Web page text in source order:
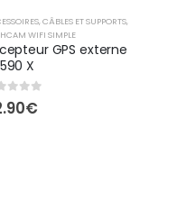
, CÂBLES ET SUPPORTS,
WIFI SIMPLE
GPS externe
X
of 5€